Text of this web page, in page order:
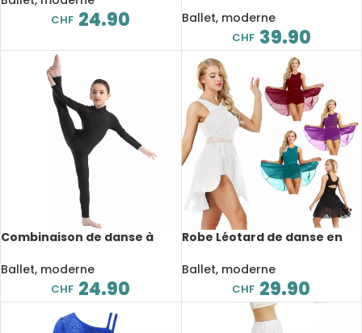
gymnastique, Zentai
CHF 24.90
Léotard lyrique
Ballet, moderne
CHF 39.90
Combinaison de danse à
enfant, fermeture éclair,
Ballet, moderne
CHF 24.90
Robe Léotard de danse en
sans manches
Ballet, moderne
CHF 29.90